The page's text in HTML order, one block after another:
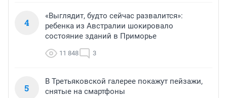
4
«Выглядит, будто сейчас развалится»:
ребенка из Австралии шокировало
состояние зданий в Приморье
11 848 3
5
В Третьяковской галерее покажут пейзажи,
снятые на смартфоны